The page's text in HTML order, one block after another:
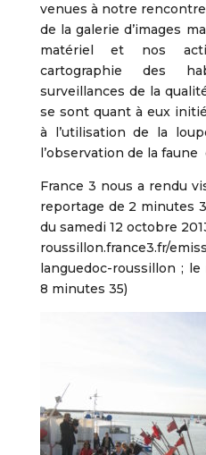
venues à notre
de la galerie d’images
matériel et nos
cartographie des
surveillances de la
se sont quant à eux
à l’utilisation de la
l’observation de la faune
France 3 nous a rendu
reportage de 2 minutes
du samedi 12 octobre
roussillon.france3.fr/
languedoc-roussillon ;
8 minutes 35)